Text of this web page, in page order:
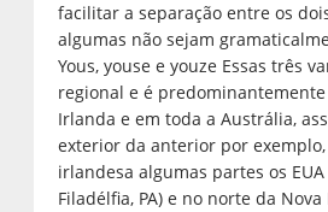
facilitar a separação entre os
algumas não sejam
Yous, youse e youze Essas três
regional e é predominantemente
Irlanda e em toda a Austrália,
exterior da anterior por
irlandesa algumas partes os EUA
Filadélfia, PA) e no norte da Nova